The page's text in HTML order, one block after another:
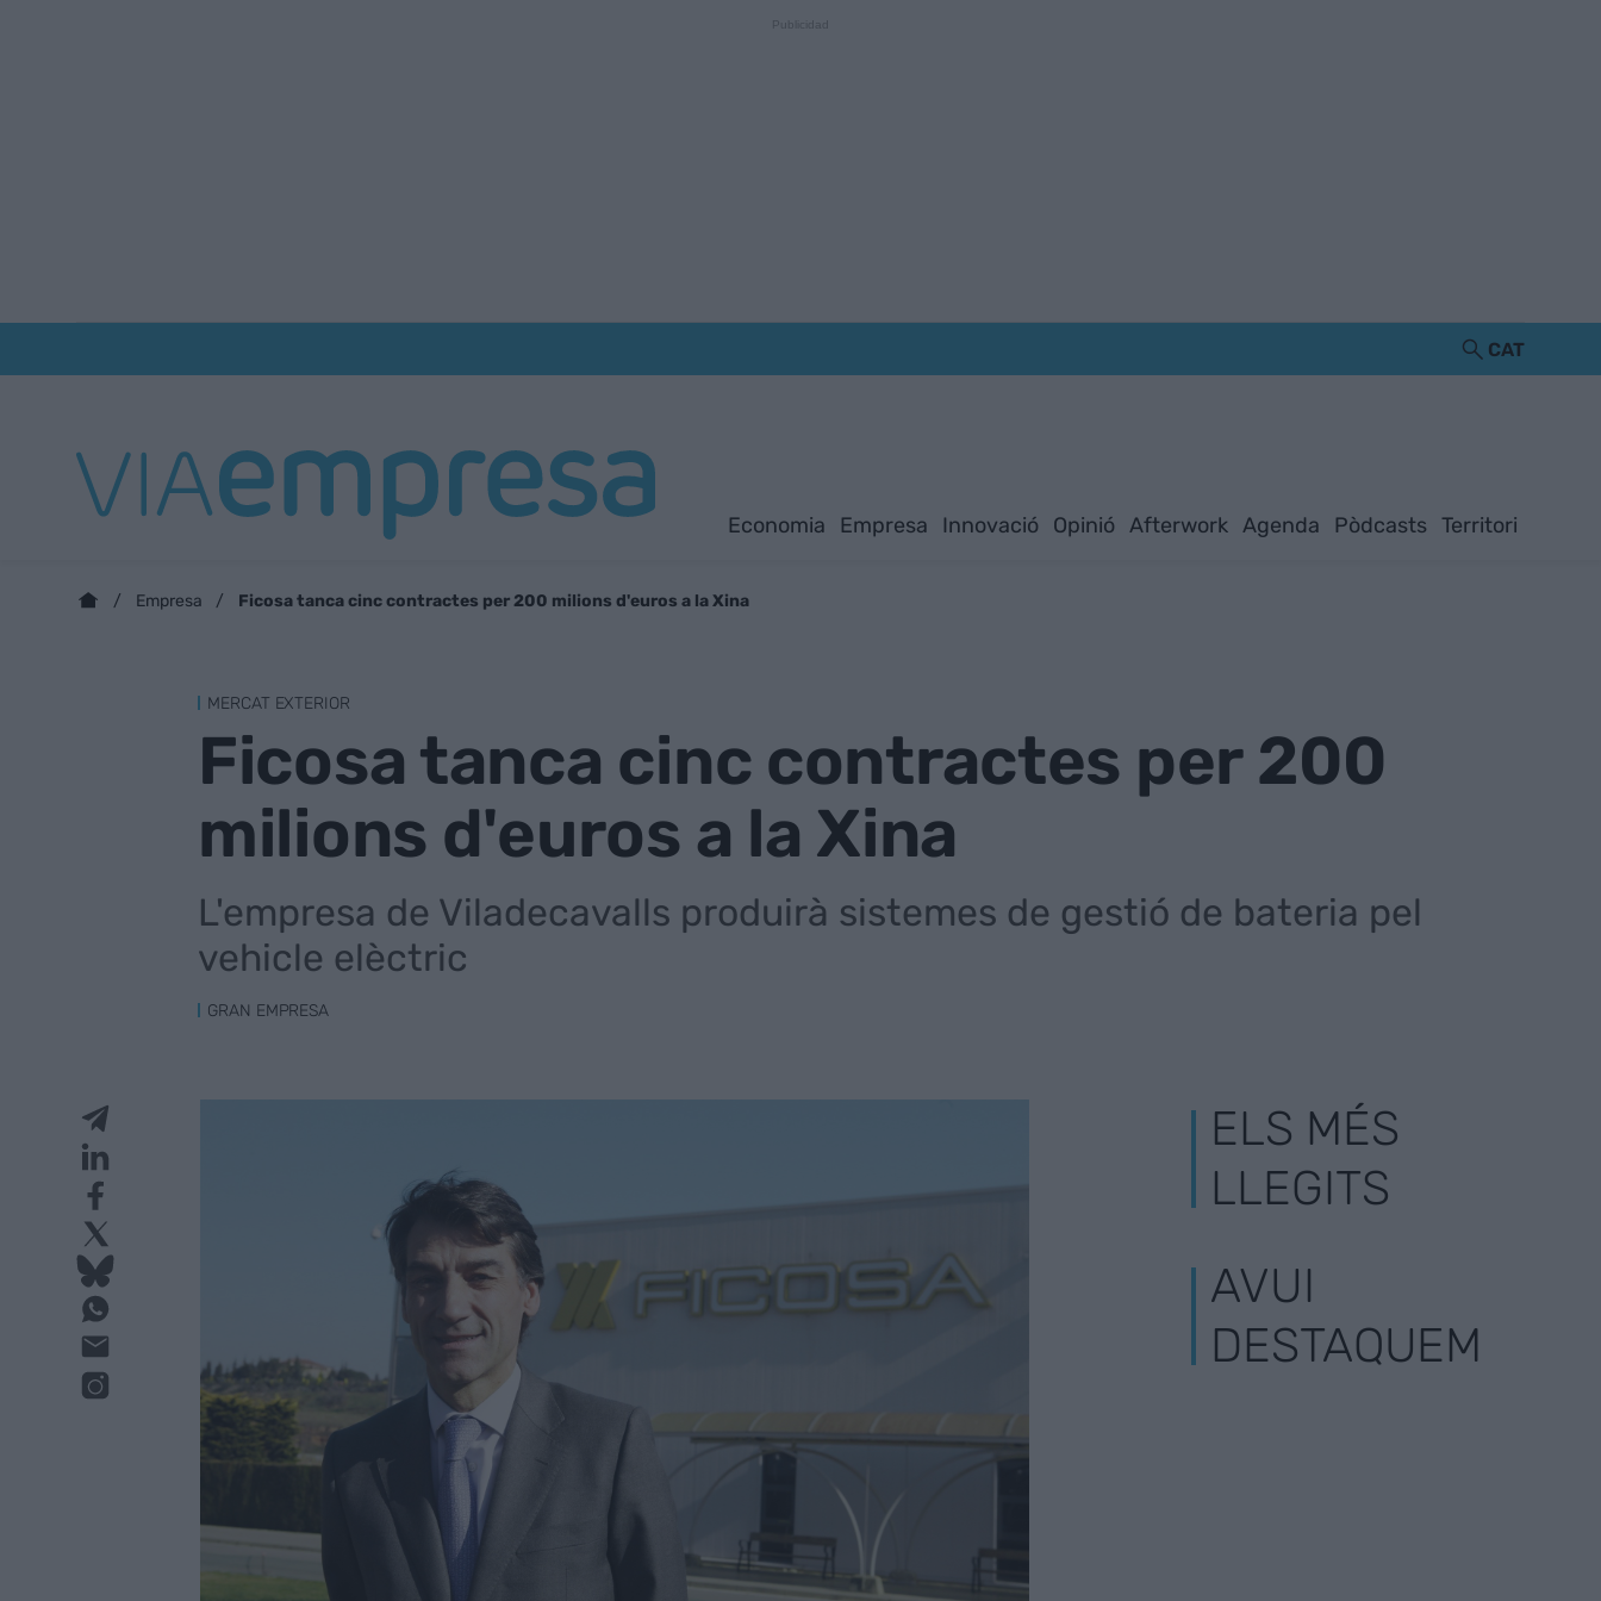
CAT
Economia Empresa Innovació Opinió Afterwork Agenda Pòdcasts Territori
Empresa Ficosa tanca cinc contractes per 200 milions d'euros a la Xina
MERCAT EXTERIOR
Ficosa tanca cinc contractes per 200
milions d'euros a la Xina
L'empresa de Viladecavalls produirà sistemes de gestió de bateria pel
vehicle elèctric
GRAN EMPRESA
ELS MÉS
LLEGITS
AVUI
DESTAQUEM